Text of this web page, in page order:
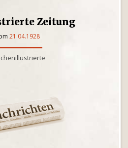
Zeitung
21.04.1928